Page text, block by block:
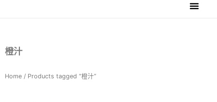
橙汁
Home / Products tagged “橙汁”